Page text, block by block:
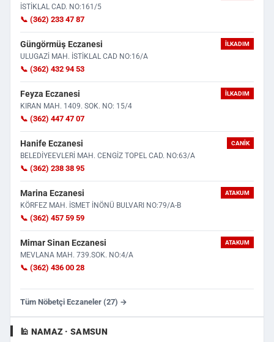
İSTİKLAL CAD. NO:161/5
📞 (362) 233 47 87
Güngörmüş Eczanesi İLKADIM
ULUGAZİ MAH. İSTİKLAL CAD NO:16/A
📞 (362) 432 94 53
Feyza Eczanesi İLKADIM
KIRAN MAH. 1409. SOK. NO: 15/4
📞 (362) 447 47 07
Hanife Eczanesi CANIK
BELEDİYEEVLERİ MAH. CENGİZ TOPEL CAD. NO:63/A
📞 (362) 238 38 95
Marina Eczanesi ATAKUM
KÖRFEZ MAH. İSMET İNÖNÜ BULVARI NO:79/A-B
📞 (362) 457 59 59
Mimar Sinan Eczanesi ATAKUM
MEVLANA MAH. 739.SOK. NO:4/A
📞 (362) 436 00 28
Tüm Nöbetçi Eczaneler (27) →
🕌 NAMAZ · SAMSUN